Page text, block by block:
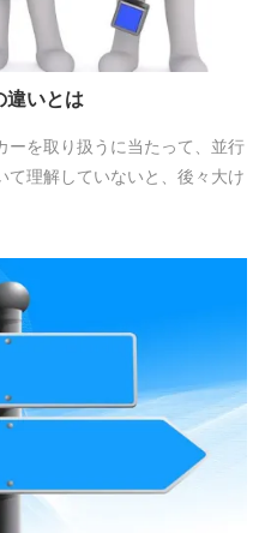
違いとは
ーを取り扱うに当たって、並行
て理解していないと、後々大け